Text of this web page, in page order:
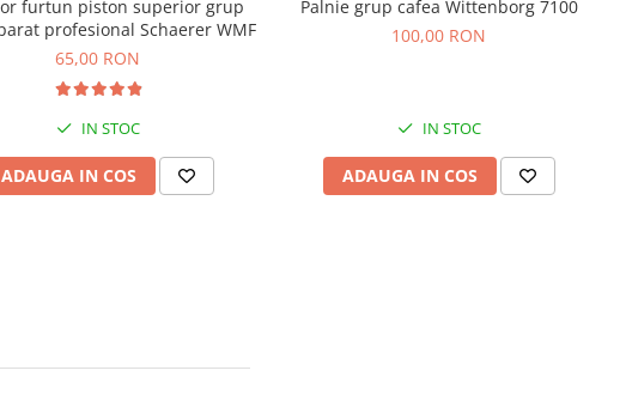
furtun piston superior grup
profesional Schaerer WMF
65,00 RON
IN STOC
ADAUGA IN COS
Palnie grup cafea Wittenborg 7100
100,00 RON
IN STOC
ADAUGA IN COS